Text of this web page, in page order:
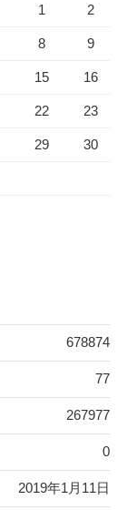
1 2
8 9
15 16
22 23
29 30
678874
77
267977
0
2019年1月11日